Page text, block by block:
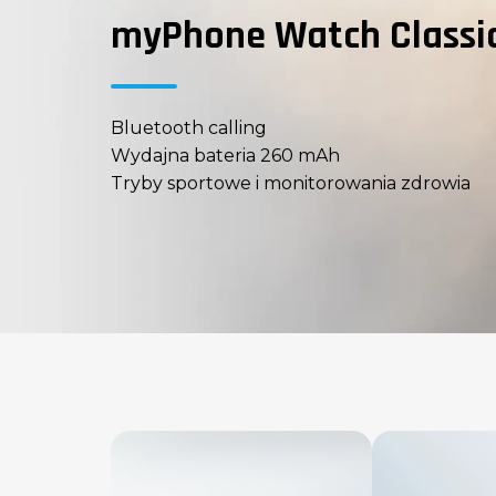
myPhone Watch
Bluetooth calling
Wydajna bateria 260 mAh
Tryby sportowe i monitorowania zdrowia